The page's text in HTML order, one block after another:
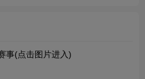
事(点击图片进入)